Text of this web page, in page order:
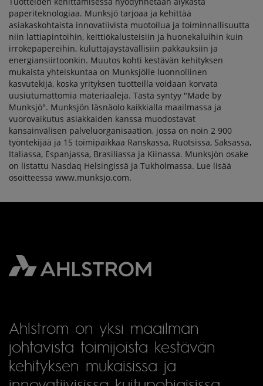
paperiteknologiaa. Munksjö tarjoaa ja kehittää
asiakaskohtaista innovatiivista muotoilua ja toiminnallisuutta
niin lattiapintoihin, keittiökalusteisiin ja huonekaluihin kuin
irrokepapereihin, kuluttajaystävällisiin pakkauksiin ja
energiansiirtoonkin. Muutos kohti kestävän kehityksen
mukaista yhteiskuntaa on Munksjölle luonnollinen
kasvutekijä, koska yrityksen tuotteilla voidaan korvata
uusiutumattomia materiaaleja. Tästä syntyy "Made by
Munksjö". Munksjön läsnäolo kaikkialla maailmassa ja
vuorovaikutus asiakkaiden kanssa muodostavat
kansainvälisen palveluorganisaation, jossa on noin 2 900
työntekijää ja 15 toimipaikkaa Ranskassa, Ruotsissa, Saksassa,
Italiassa, Espanjassa, Brasiliassa ja Kiinassa. Munksjön osake
on listattu Nasdaq Helsingissä ja Tukholmassa. Lue lisää
osoitteessa www.munksjo.com.
Ahlstrom on yksi maailman
johtavista toimijoista kestävän
kehityksen mukaisissa ja